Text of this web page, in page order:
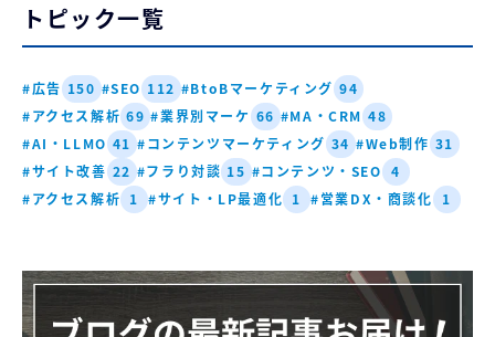
トピック一覧
#広告 150 #SEO 112 #BtoBマーケティング 94
#アクセス解析 69 #業界別マーケ 66 #MA・CRM 48
#AI・LLMO 41 #コンテンツマーケティング 34 #Web制作 31
#サイト改善 22 #フラり対談 15 #コンテンツ・SEO 4
#アクセス解析 1 #サイト・LP最適化 1 #営業DX・商談化 1